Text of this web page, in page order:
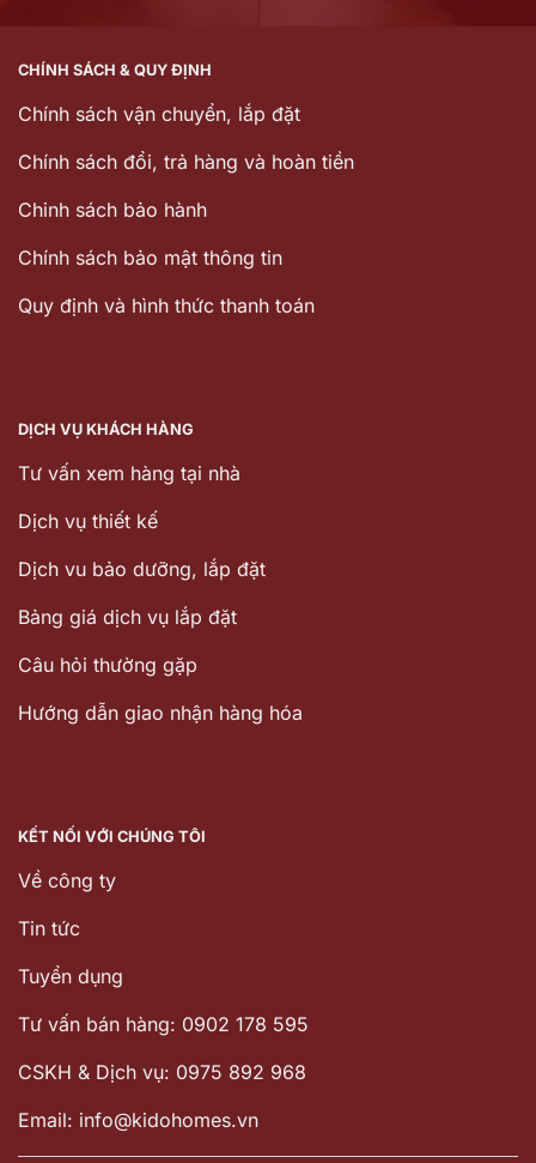
CHÍNH SÁCH & QUY ĐỊNH
Chính sách vận chuyển, lắp đặt
Chính sách đổi, trả hàng và hoàn tiền
Chinh sách bảo hành
Chính sách bảo mật thông tin
Quy định và hình thức thanh toán
DỊCH VỤ KHÁCH HÀNG
Tư vấn xem hàng tại nhà
Dịch vụ thiết kế
Dịch vu bảo dưỡng, lắp đặt
Bảng giá dịch vụ lắp đặt
Câu hỏi thường gặp
Hướng dẫn giao nhận hàng hóa
KẾT NỐI VỚI CHÚNG TÔI
Về công ty
Tin tức
Tuyển dụng
Tư vấn bán hàng: 0902 178 595
CSKH & Dịch vụ: 0975 892 968
Email: info@kidohomes.vn